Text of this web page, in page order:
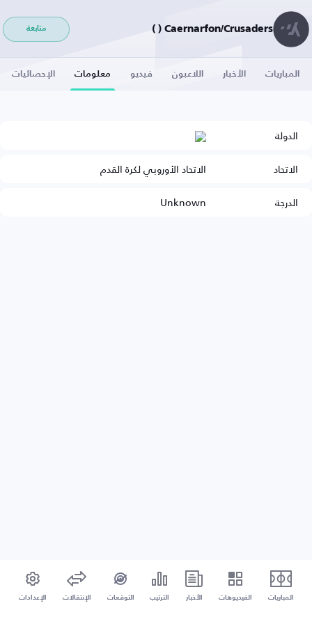
Caernarfon/Crusaders ( ) متابعة
المباريات الأخبار اللاعبون فيديو معلومات الإحصائيات
الدولة
الاتحاد
الاتحاد الأوروبي لكرة القدم
الدرجة
Unknown
المباريات الفيديوهات الأخبار الترتيب التوقعات الإنتقالات الإعدادات